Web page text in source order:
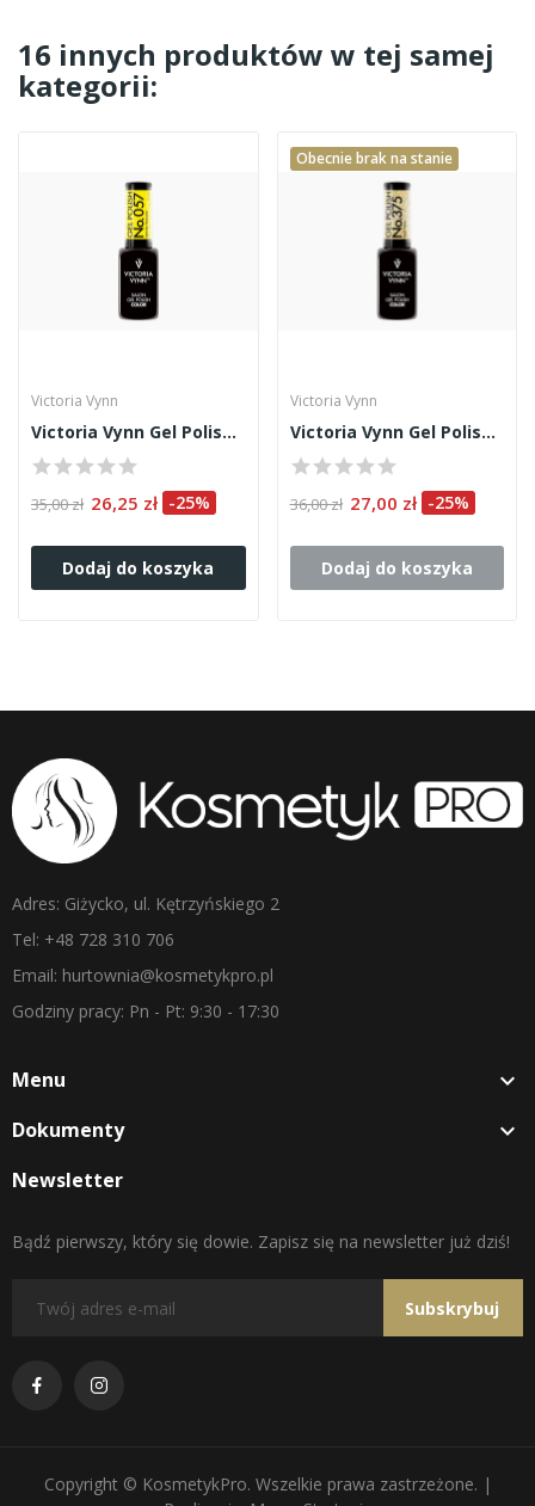
16 innych produktów w tej samej
kategorii:
Victoria Vynn
Victoria Vynn Gel Polish 057
35,00 zł 26,25 zł -25%
Dodaj do koszyka
Obecnie brak na stanie
Victoria Vynn
Victoria Vynn Gel Polish 375
36,00 zł 27,00 zł -25%
Dodaj do koszyka
Adres: Giżycko, ul. Kętrzyńskiego 2
Tel: +48 728 310 706
Email: hurtownia@kosmetykpro.pl
Godziny pracy: Pn - Pt: 9:30 - 17:30
Menu 
Dokumenty 
Newsletter
Bądź pierwszy, który się dowie. Zapisz się na newsletter już dziś!
Subskrybuj
Copyright © KosmetykPro. Wszelkie prawa zastrzeżone. |